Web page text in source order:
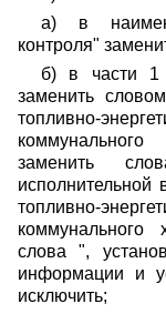
а) в
контроля"
б) в части 1
заменить
топливно-
заменить
исполнительной
топливно-
слова ",
информации и
исключить;